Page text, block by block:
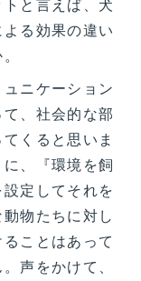
と言えば、犬
る効果の違い
ニケーション
、社会的な部
くると思いま
、『環境を飼
定してそれを
物たちに対し
ことはあって
声をかけて、